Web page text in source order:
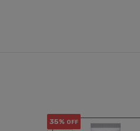
35% OFF